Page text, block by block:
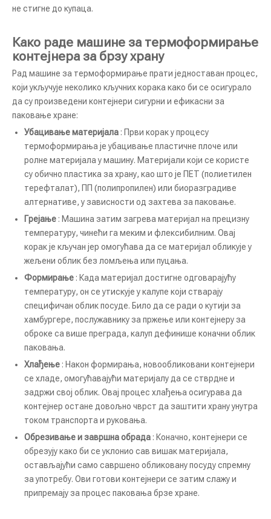
не стигне до купаца.
Како раде машине за термоформирање
контејнера за брзу храну
Рад машине за термоформирање прати једноставан процес,
који укључује неколико кључних корака како би се осигурало
да су произведени контејнери сигурни и ефикасни за
паковање хране:
Убацивање материјала : Први корак у процесу
термоформирања је убацивање пластичне плоче или
ролне материјала у машину. Материјали који се користе
су обично пластика за храну, као што је ПЕТ (полиетилен
терефталат), ПП (полипропилен) или биоразградиве
алтернативе, у зависности од захтева за паковање.
Грејање : Машина затим загрева материјал на прецизну
температуру, чинећи га меким и флексибилним. Овај
корак је кључан јер омогућава да се материјал обликује у
жељени облик без ломљења или пуцања.
Формирање : Када материјал достигне одговарајућу
температуру, он се утискује у калупе који стварају
специфичан облик посуде. Било да се ради о кутији за
хамбургере, послужавнику за пржење или контејнеру за
оброке са више преграда, калуп дефинише коначни облик
паковања.
Хлађење : Након формирања, новообликовани контејнери
се хладе, омогућавајући материјалу да се стврдне и
задржи свој облик. Овај процес хлађења осигурава да
контејнер остане довољно чврст да заштити храну унутра
током транспорта и руковања.
Обрезивање и завршна обрада : Коначно, контејнери се
обрезују како би се уклонио сав вишак материјала,
остављајући само савршено обликовану посуду спремну
за употребу. Ови готови контејнери се затим слажу и
припремају за процес паковања брзе хране.